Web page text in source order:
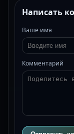
Написать
Ваше имя
Комментарий